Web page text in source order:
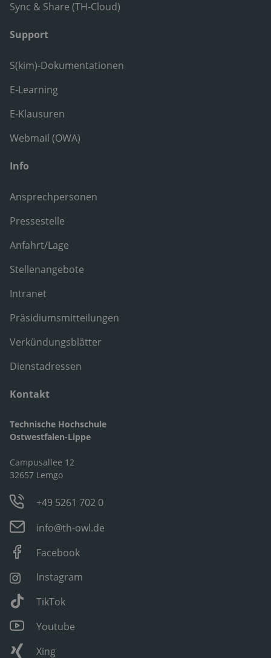
Sync & Share (TH-Cloud)
Support
S(kim)-Dokumentationen
E-Learning
E-Klausuren
Webmail (OWA)
Info
Ansprechpersonen
Pressestelle
Anfahrt/Lage
Stellenangebote
Intranet
Präsidiumsmitteilungen
Verkündungsblätter
Dienstadressen
Kontakt
Technische Hochschule
Ostwestfalen-Lippe
Campusallee 12
32657 Lemgo
+49 5261 702 0
info@th-owl.de
Facebook
Instagram
TikTok
Youtube
Xing